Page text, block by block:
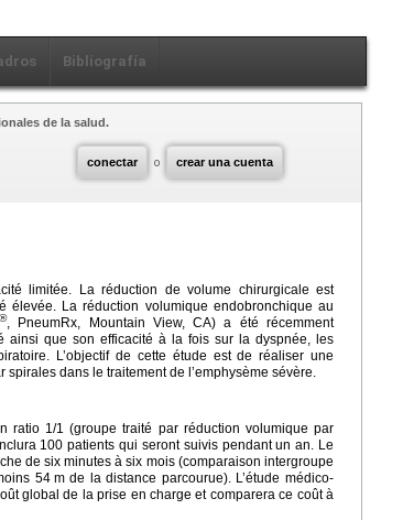
Bibliografía
conectar o crear una cuenta
de la salud.
limitée. La réduction de volume chirurgicale est
élevée. La réduction volumique endobronchique au
®, PneumRx, Mountain View, CA) a été récemment
ainsi que son efficacité à la fois sur la dyspnée, les
L’objectif de cette étude est de réaliser une
dans le traitement de l’emphysème sévère.
ratio 1/1 (groupe traité par réduction volumique par
100 patients qui seront suivis pendant un an. Le
de six minutes à six mois (comparaison intergroupe
54 m de la distance parcourue). L’étude médico-
global de la prise en charge et comparera ce coût à